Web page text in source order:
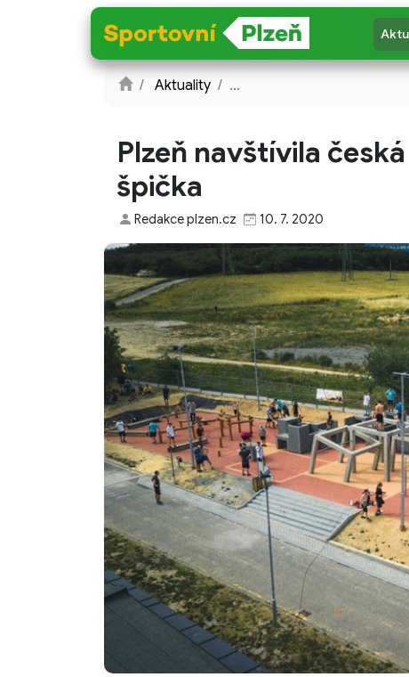
Aktuality ...
Plzeň navštívila
špička
Redakce plzen.cz 10. 7. 2020